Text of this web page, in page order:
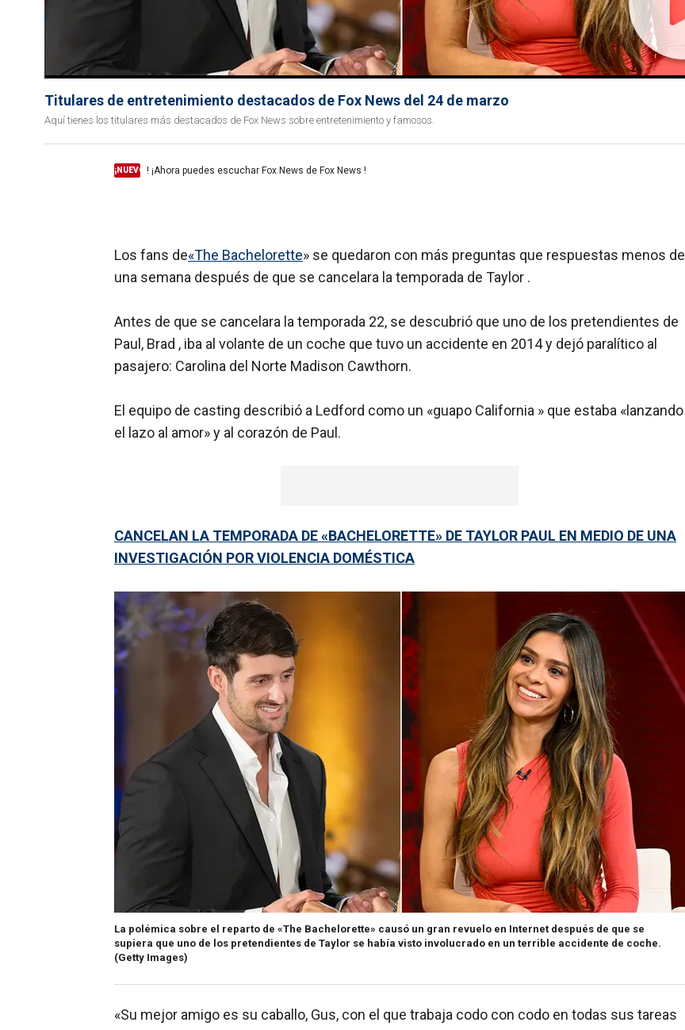
Titulares de entretenimiento destacados de Fox News del 24 de marzo
Aquí tienes los titulares más destacados de Fox News sobre entretenimiento y famosos.
¡NUEVO ! ¡Ahora puedes escuchar Fox News de Fox News !
Los fans de«The Bachelorette» se quedaron con más preguntas que respuestas menos de
una semana después de que se cancelara la temporada de Taylor .
Antes de que se cancelara la temporada 22, se descubrió que uno de los pretendientes de
Paul, Brad , iba al volante de un coche que tuvo un accidente en 2014 y dejó paralítico al
pasajero: Carolina del Norte Madison Cawthorn.
El equipo de casting describió a Ledford como un «guapo California » que estaba «lanzando
el lazo al amor» y al corazón de Paul.
CANCELAN LA TEMPORADA DE «BACHELORETTE» DE TAYLOR PAUL EN MEDIO DE UNA
INVESTIGACIÓN POR VIOLENCIA DOMÉSTICA
La polémica sobre el reparto de «The Bachelorette» causó un gran revuelo en Internet después de que se
supiera que uno de los pretendientes de Taylor se había visto involucrado en un terrible accidente de coche.
(Getty Images)
«Su mejor amigo es su caballo, Gus, con el que trabaja codo con codo en todas sus tareas